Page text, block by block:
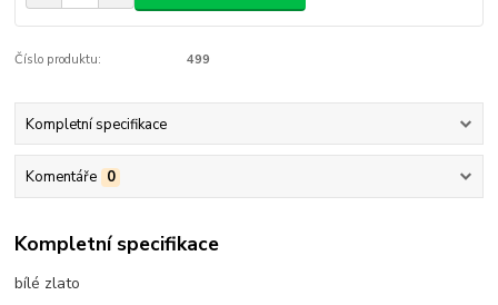
Číslo produktu: 499
Kompletní specifikace
Komentáře 0
Kompletní specifikace
bílé zlato